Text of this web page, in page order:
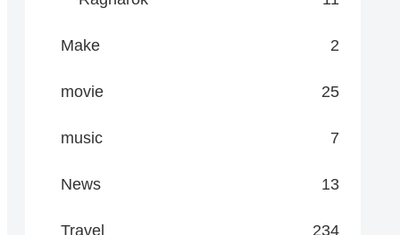
Make 2
movie 25
music 7
News 13
Travel 234